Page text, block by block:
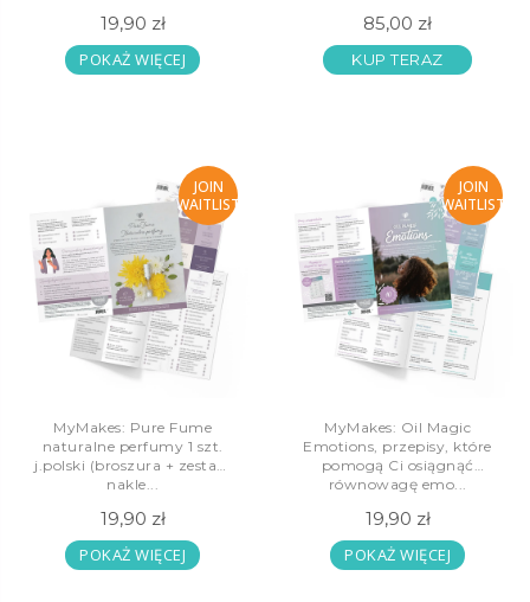
19,90 zł
POKAŻ WIĘCEJ
85,00 zł
KUP TERAZ
JOIN
WAITLIST
MyMakes: Pure Fume
naturalne perfumy 1 szt.
j.polski (broszura + zestaw
nakle...
19,90 zł
POKAŻ WIĘCEJ
JOIN
WAITLIST
MyMakes: Oil Magic
Emotions, przepisy, które
pomogą Ci osiągnąć
równowagę emo...
19,90 zł
POKAŻ WIĘCEJ